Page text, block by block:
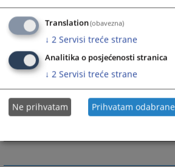
Translation(obavezna)
↓ 2 Servisi treće strane
Analitika o posjećenosti stranica
↓ 2 Servisi treće strane
Ne prihvatam Prihvatam odabrane